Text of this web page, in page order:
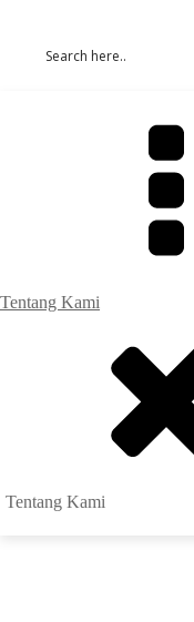
Tentang Kami
Tentang Kami